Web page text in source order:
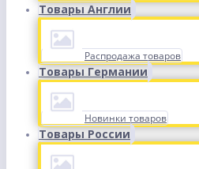
Товары Англии
Распродажа товаров
Товары Германии
Новинки товаров
Товары России